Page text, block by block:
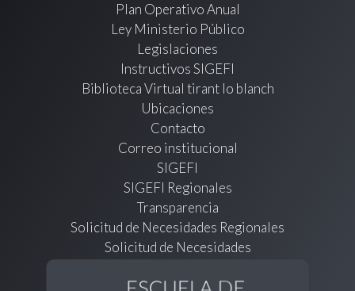
Plan Operativo Anual
Ley Ministerio Público
Legislaciones
Instructivos SIGEFI
Biblioteca Virtual tirant lo blanch
Ubicaciones
Contacto
Correo institucional
SIGEFI
SIGEFI Regionales
Transparencia
Solicitud de Necesidades Regionales
Solicitud de Necesidades